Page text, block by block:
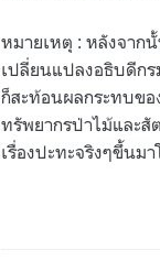
หมายเหตุ : หลังจาก
เปลี่ยนแปลงอธิบดีก
ก็สะท้อนผลกระทบขอ
ทรัพยากรป่าไม้และสั
เรื่องปะทะจริงๆขึ้นม